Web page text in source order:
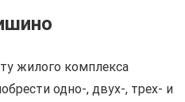
жилого комплекса
одно-, двух-, трех- и